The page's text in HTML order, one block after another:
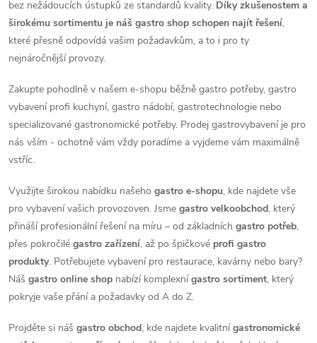
bez nežádoucích ústupků ze standardů kvality. Díky zkušenostem a
širokému sortimentu je náš gastro shop schopen najít řešení,
které přesně odpovídá vašim požadavkům, a to i pro ty
nejnáročnější provozy.
Zakupte pohodlně v našem e-shopu běžně gastro potřeby, gastro
vybavení profi kuchyní, gastro nádobí, gastrotechnologie nebo
specializované gastronomické potřeby. Prodej gastrovybavení je pro
nás vším - ochotně vám vždy poradíme a vyjdeme vám maximálně
vstříc.
Využijte širokou nabídku našeho gastro e-shopu, kde najdete vše
pro vybavení vašich provozoven. Jsme gastro velkoobchod, který
přináší profesionální řešení na míru – od základních gastro potřeb,
přes pokročilé gastro zařízení, až po špičkové profi gastro
produkty. Potřebujete vybavení pro restaurace, kavárny nebo bary?
Náš gastro online shop nabízí komplexnígastro sortiment, který
pokryje vaše přání a požadavky od A do Z.
Projděte si náš gastro obchod, kde najdete kvalitnígastronomické